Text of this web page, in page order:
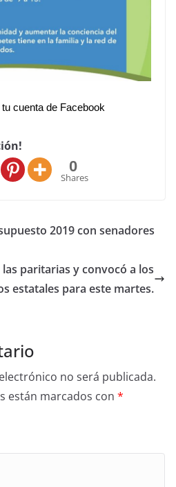
cuenta de Facebook
0
Shares
2019 con senadores
paritarias y convocó a los
estatales para este martes.
no será publicada.
están marcados con *